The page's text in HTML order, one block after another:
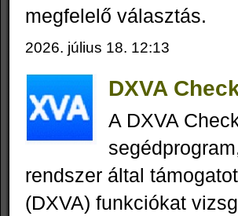
megfelelő választás.
2026. július 18. 12:13
DXVA
A DXVA
rendszer által
(DXVA) funkciókat